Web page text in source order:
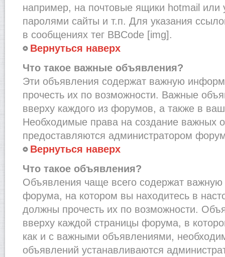
например, на почтовые ящики hotmail
паролями сайты и т.п. Для указания
в сообщениях тег BBCode [img].
Вернуться наверх
Что такое важные объявления?
Эти объявления содержат важную
прочесть их по возможности. Важные
вверху каждого из форумов, а также в
Необходимые права на создание важных
предоставляются администратором
Вернуться наверх
Что такое объявления?
Объявления чаще всего содержат
форума, на котором вы находитесь в
должны прочесть их по возможности.
вверху каждой страницы форума, в
как и с важными объявлениями,
объявлений устанавливаются